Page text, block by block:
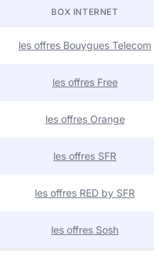
BOX INTERNET
les offres Bouygues Telecom
les offres Free
les offres Orange
les offres SFR
les offres RED by SFR
les offres Sosh